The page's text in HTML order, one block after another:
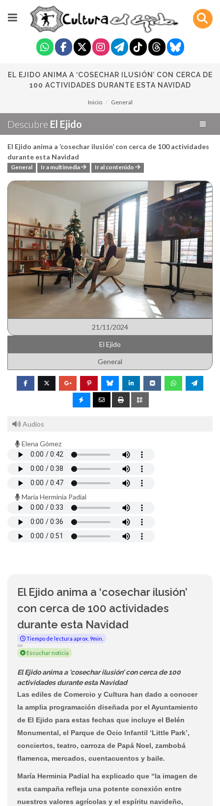
EL EJIDO ANIMA A ‘COSECHAR ILUSIÓN’ CON CERCA DE
100 ACTIVIDADES DURANTE ESTA NAVIDAD
Inicio General
Descubre El Ejido
El Ejido anima a ‘cosechar ilusión’ con cerca de 100 actividades
durante esta Navidad
General Ir a multimedia Ir al contenido
21/11/2024
El Ejido
General
Audios
Elena Gómez
María Herminia Padial
El Ejido anima a ‘cosechar ilusión’
con cerca de 100 actividades
durante esta Navidad
Tiempo de lectura aprox. 9min.
Escuchar noticia
El Ejido anima a ‘cosechar ilusión’ con cerca de 100
actividades durante esta Navidad
Las ediles de Comercio y Cultura han dado a conocer
la amplia programación diseñada por el Ayuntamiento
de El Ejido para estas fechas que incluye el Belén
Monumental, el Parque de Ocio Infantil ‘Little Park’,
conciertos, teatro, carroza de Papá Noel, zambobá
flamenca, mercados, cuentacuentos y baile.
María Herminia Padial ha explicado que “la imagen de
esta campaña refleja una potente conexión entre
nuestros valores agrícolas y el espíritu navideño,